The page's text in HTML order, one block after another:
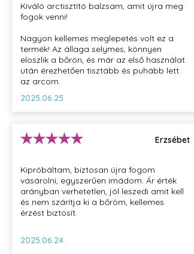
Kiváló arctisztító balzsam, amit újra meg
fogok venni!
Nagyon kellemes meglepetés volt ez a
termék! Az állaga selymes, könnyen
eloszlik a bőrön, és már az első használat
után érezhetően tisztább és puhább lett
az arcom.
2025.06.25
Erzsébet
Kipróbáltam, biztosan újra fogom
vásárolni, egyszerűen imádom. Ár érték
arányban verhetetlen, jól leszedi amit kell
és nem szárítja ki a bőröm, kellemes
érzést biztosít.
2025.06.24